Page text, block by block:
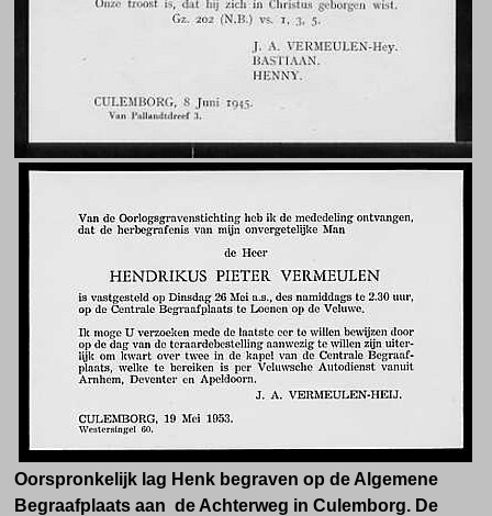
Oorspronkelijk lag Henk begraven op de Algemene
Begraafplaats aan de Achterweg in Culemborg. De